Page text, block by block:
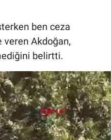
ben ceza
veren Akdoğan,
belirtti.